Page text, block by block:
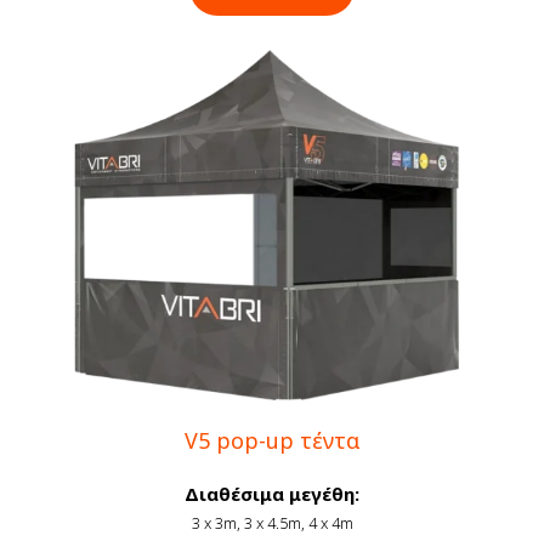
V5 pop-up τέντα
Διαθέσιμα μεγέθη:
3 x 3m, 3 x 4.5m, 4 x 4m